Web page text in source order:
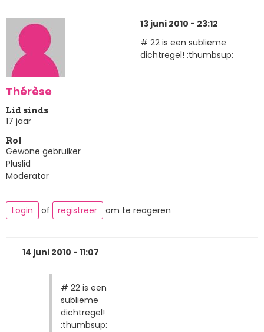
Thérèse
Lid sinds
17 jaar
Rol
Gewone gebruiker
Pluslid
Moderator
13 juni 2010 - 23:12
# 22 is een sublieme
dichtregel! :thumbsup:
Login of registreer om te reageren
14 juni 2010 - 11:07
# 22 is een
sublieme
dichtregel!
:thumbsup: